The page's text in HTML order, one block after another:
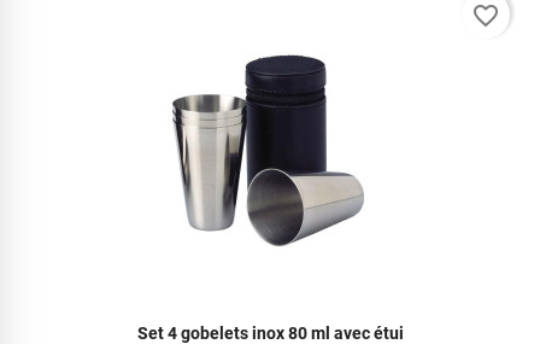
Set 4 gobelets inox 80 ml avec étui
favorite_border